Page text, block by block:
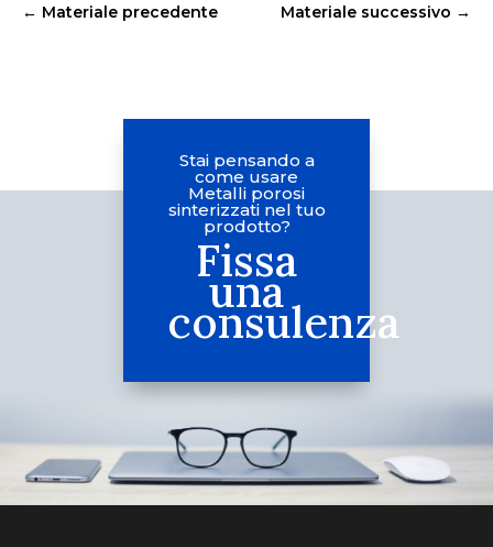
← Materiale precedente Materiale successivo →
Stai pensando a
come usare
Metalli porosi
sinterizzati nel tuo
prodotto?
Fissa
una
consulenza